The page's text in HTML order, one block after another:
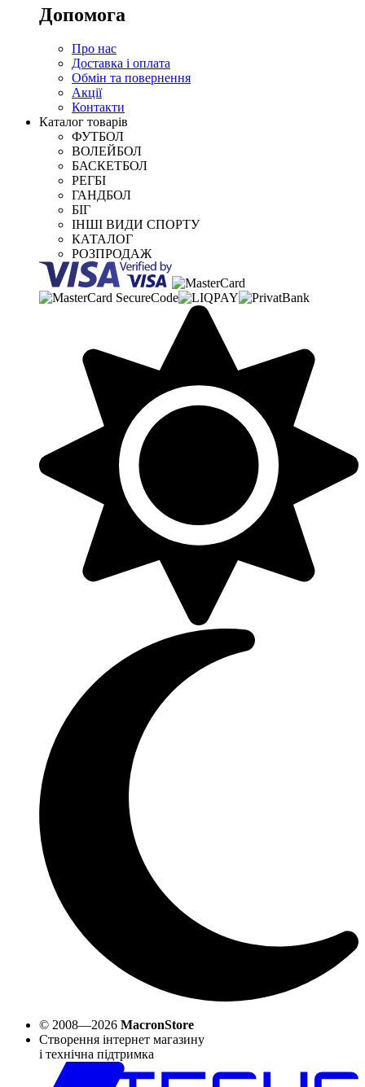
Допомога
Про нас
Доставка і оплата
Обмін та повернення
Акції
Контакти
Каталог товарів
ФУТБОЛ
ВОЛЕЙБОЛ
БАСКЕТБОЛ
РЕГБІ
ГАНДБОЛ
БІГ
ІНШІ ВИДИ СПОРТУ
КАТАЛОГ
РОЗПРОДАЖ
© 2008—2026 MacronStore
Створення інтернет магазину
і технічна підтримка